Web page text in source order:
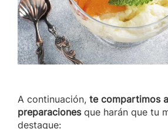
A continuación, te compartimos
preparaciones que harán que tu
destaque: